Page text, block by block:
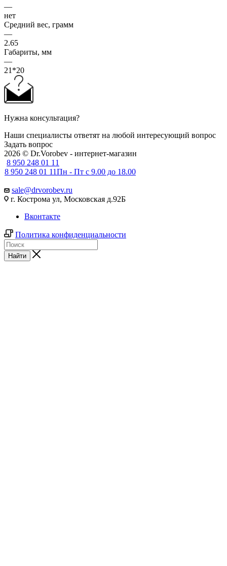
—
нет
Средний вес, грамм
—
2.65
Габариты, мм
—
21*20
Нужна консультация?
Наши специалисты ответят на любой интересующий вопрос
Задать вопрос
2026 © Dr.Vorobev - интернет-магазин
8 950 248 01 11
8 950 248 01 11Пн - Пт с 9.00 до 18.00
sale@drvorobev.ru
г. Кострома ул, Московская д.92Б
Вконтакте
Политика конфиденциальности
Найти